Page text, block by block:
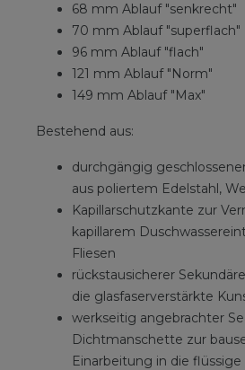
68 mm Ablauf "senkrecht"
70 mm Ablauf "superflach"
96 mm Ablauf "flach"
121 mm Ablauf "Norm"
149 mm Ablauf "Max"
Bestehend aus:
durchgängig
aus poliertem Edelstahl,
Kapillarschutzkante zur
kapillarem
Fliesen
rückstausicherer
die glasfaserverstärkte
werkseitig angebrachter
Dichtmanschette zur
Einarbeitung in die flüssige